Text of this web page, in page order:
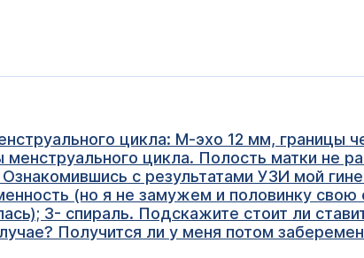
цикла: М-эхо 12 мм, границы
цикла. Полость матки не
с результатами УЗИ мой
(но я не замужем и половинку
3- спираль. Подскажите стоит ли
Получится ли у меня потом